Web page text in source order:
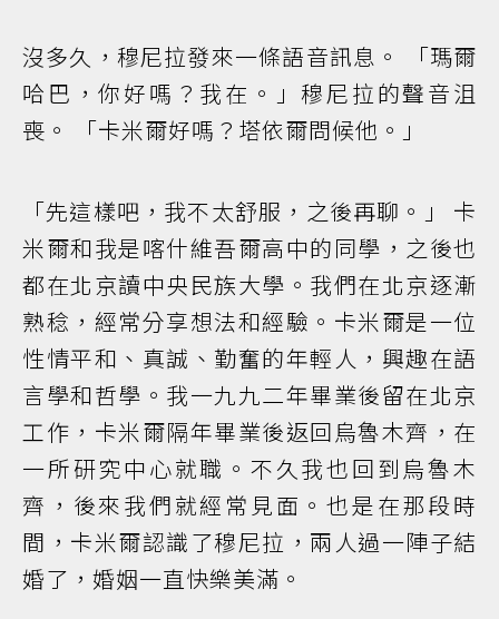
沒多久，穆尼拉發來一條語音訊息。 「瑪爾
哈巴，你好嗎？我在。」穆尼拉的聲音沮
喪。 「卡米爾好嗎？塔依爾問候他。」
「先這樣吧，我不太舒服，之後再聊。」 卡
米爾和我是喀什維吾爾高中的同學，之後也
都在北京讀中央民族大學。我們在北京逐漸
熟稔，經常分享想法和經驗。卡米爾是一位
性情平和、真誠、勤奮的年輕人，興趣在語
言學和哲學。我一九九二年畢業後留在北京
工作，卡米爾隔年畢業後返回烏魯木齊，在
一所研究中心就職。不久我也回到烏魯木
齊，後來我們就經常見面。也是在那段時
間，卡米爾認識了穆尼拉，兩人過一陣子結
婚了，婚姻一直快樂美滿。